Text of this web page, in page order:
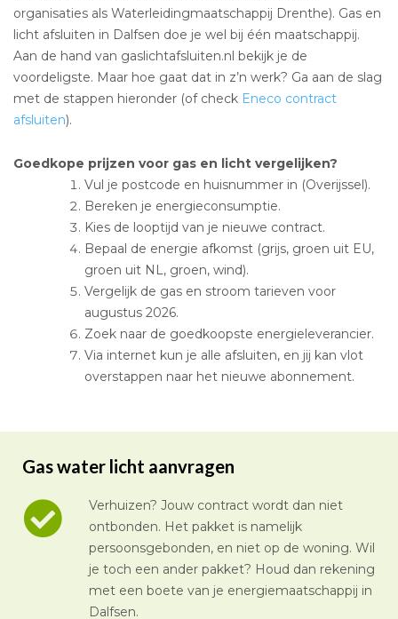
organisaties als Waterleidingmaatschappij Drenthe). Gas en
licht afsluiten in Dalfsen doe je wel bij één maatschappij.
Aan de hand van gaslichtafsluiten.nl bekijk je de
voordeligste. Maar hoe gaat dat in z’n werk? Ga aan de slag
met de stappen hieronder (of check Eneco contract
afsluiten).
Goedkope prijzen voor gas en licht vergelijken?
Vul je postcode en huisnummer in (Overijssel).
Bereken je energieconsumptie.
Kies de looptijd van je nieuwe contract.
Bepaal de energie afkomst (grijs, groen uit EU,
groen uit NL, groen, wind).
Vergelijk de gas en stroom tarieven voor
augustus 2026.
Zoek naar de goedkoopste energieleverancier.
Via internet kun je alle afsluiten, en jij kan vlot
overstappen naar het nieuwe abonnement.
Gas water licht aanvragen
Verhuizen? Jouw contract wordt dan niet
ontbonden. Het pakket is namelijk
persoonsgebonden, en niet op de woning. Wil
je toch een ander pakket? Houd dan rekening
met een boete van je energiemaatschappij in
Dalfsen.